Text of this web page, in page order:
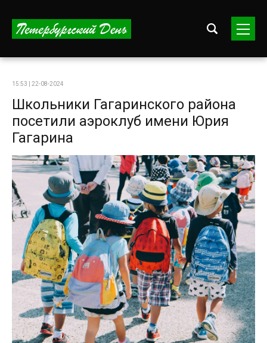
15:53 | 22-08-2024
Школьники Гагаринского района
посетили аэроклуб имени Юрия
Гагарина